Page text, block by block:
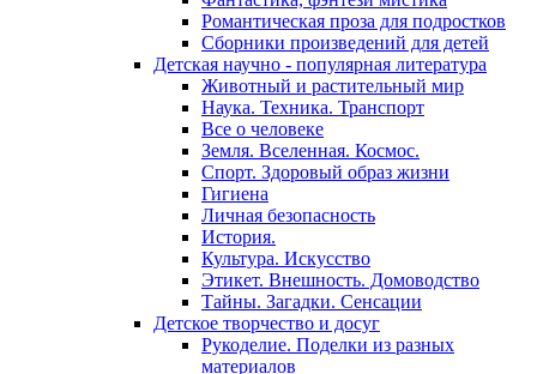
Романтическая проза для подростков
Сборники произведений для детей
Детская научно - популярная литература
Животный и растительный мир
Наука. Техника. Транспорт
Все о человеке
Земля. Вселенная. Космос.
Спорт. Здоровый образ жизни
Гигиена
Личная безопасность
История.
Культура. Искусство
Этикет. Внешность. Домоводство
Тайны. Загадки. Сенсации
Детское творчество и досуг
Рукоделие. Поделки из разных
материалов